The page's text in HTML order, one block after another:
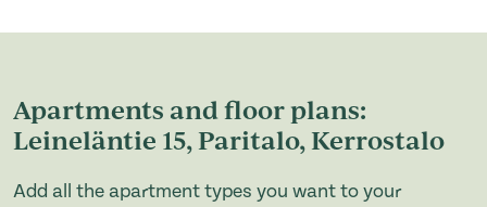
Apartments and floor plans:
Leineläntie 15, Paritalo, Kerrostalo
Add all the apartment types you want to your